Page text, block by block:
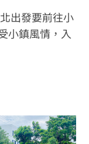
出發要前往小
小鎮風情，入